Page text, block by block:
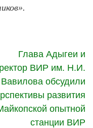
Глава Адыгеи и
ВИР им. Н.И.
Вавилова обсудили
развития
опытной
станции ВИР